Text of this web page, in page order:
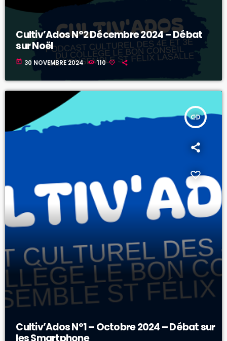
Cultiv’Ados N°2 Décembre 2024 – Débat
sur Noël
today 30 NOVEMBRE 2024 110
insert_link
Cultiv’Ados N°1 – Octobre 2024 – Débat sur
les Smartphone